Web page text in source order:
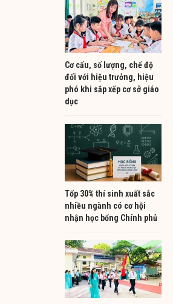
Cơ cấu, số lượng, chế độ
đối với hiệu trưởng, hiệu
phó khi sắp xếp cơ sở giáo
dục
Tốp 30% thí sinh xuất sắc
nhiều ngành có cơ hội
nhận học bổng Chính phủ